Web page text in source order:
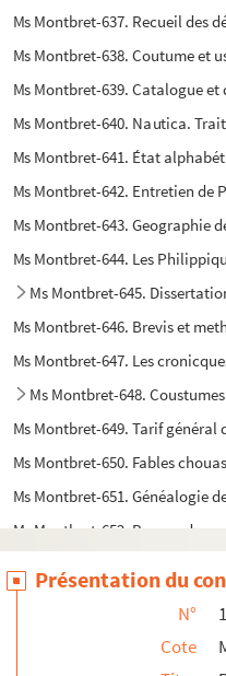
Ms Montbret-637. Recueil des
Ms Montbret-638. Coutume et
Ms Montbret-639. Catalogue
Ms Montbret-640. Nautica.
Ms Montbret-641. État
Ms Montbret-642. Entretien
Ms Montbret-643. Geographie
Ms Montbret-644. Les
Ms Montbret-645.
Ms Montbret-646. Brevis et
Ms Montbret-647. Les
Ms Montbret-648.
Ms Montbret-649. Tarif
Ms Montbret-650. Fables
Ms Montbret-651. Généalogie
Ms Montbret-652.
Présentation du
N°
Cote